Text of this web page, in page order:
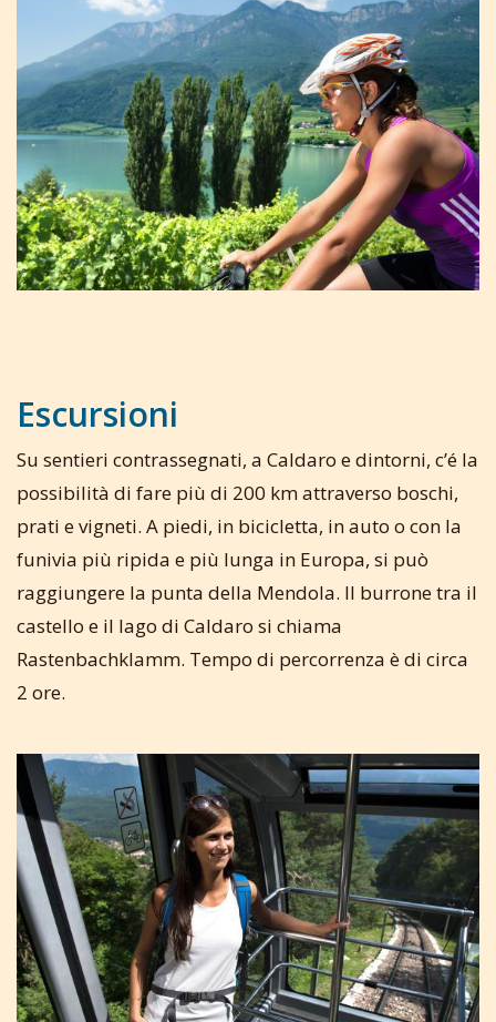
Escursioni
Su sentieri contrassegnati, a Caldaro e dintorni, c’é la
possibilità di fare più di 200 km attraverso boschi,
prati e vigneti. A piedi, in bicicletta, in auto o con la
funivia più ripida e più lunga in Europa, si può
raggiungere la punta della Mendola. Il burrone tra il
castello e il lago di Caldaro si chiama
Rastenbachklamm. Tempo di percorrenza è di circa
2 ore.